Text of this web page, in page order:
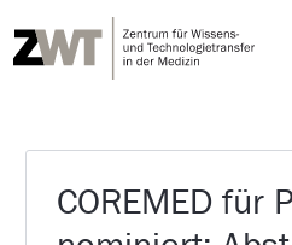
COREMED für